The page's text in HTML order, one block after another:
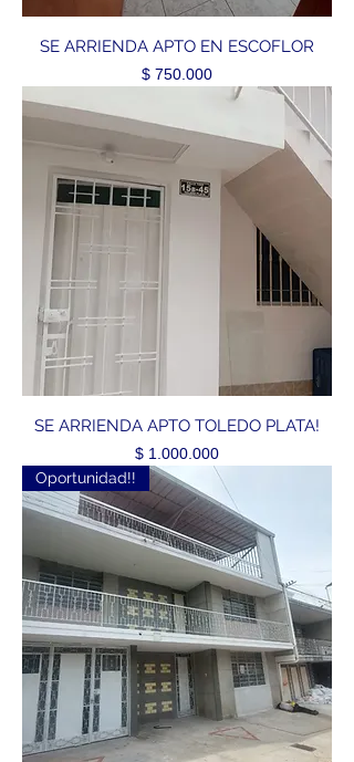
SE ARRIENDA APTO EN ESCOFLOR
Precio
$ 750.000
SE ARRIENDA APTO TOLEDO PLATA!
Precio
$ 1.000.000
Oportunidad!!